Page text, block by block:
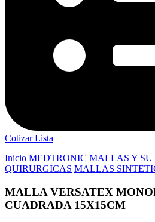
Cotizar Lista
Inicio MEDTRONIC MALLAS Y
QUIRURGICAS MALLAS
MALLA VERSATEX
CUADRADA 15X15CM